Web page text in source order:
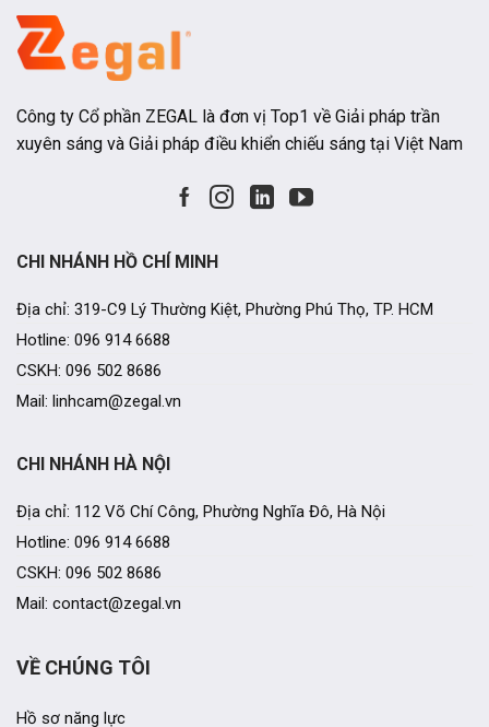
Công ty Cổ phần ZEGAL là đơn vị Top1 về Giải pháp trần
xuyên sáng và Giải pháp điều khiển chiếu sáng tại Việt Nam
VỀ CHÚNG TÔI
Hồ sơ năng lực
CHI NHÁNH HÀ NỘI
Địa chỉ: 112 Võ Chí Công, Phường Nghĩa Đô, Hà Nội
Hotline: 096 914 6688
CSKH: 096 502 8686
Mail: contact@zegal.vn
CHI NHÁNH HỒ CHÍ MINH
Địa chỉ: 319-C9 Lý Thường Kiệt, Phường Phú Thọ, TP. HCM
Hotline: 096 914 6688
CSKH: 096 502 8686
Mail: linhcam@zegal.vn